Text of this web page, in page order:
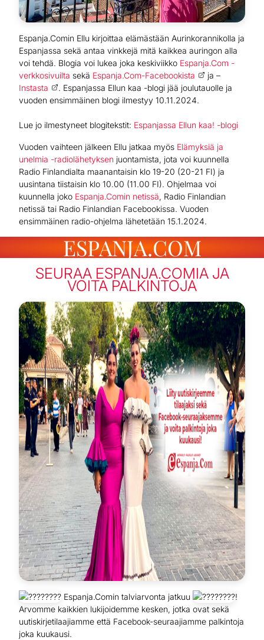
Espanja.Comin Ellu kirjoittaa elämästään Aurinkorannikolla ja
Espanjassa sekä antaa vinkkejä mitä kaikkea auringon alla
voi tehdä. Blogia voi lukea joka keskiviikko Espanja.Com -
verkkosivuilta sekä Espanja.Com-Facebookista
ja –
Instasta
. Espanjassa Ellun kaa -blogi jää joulutauolle ja
vuoden ensimmäinen blogi ilmestyy 10.11.2024.
Lue jo ilmestyneet blogitekstit: Espanjassa Ellun kaa! -blogi
Vuoden vaihteen jälkeen Ellu jatkaa myös Elämyksiä ja
unelmia -radiolähetyksen juontamista, jota voi kuunnella
Radio Finlandialta maanantaisin klo 19-20 (20-21 FI) ja
uusintana tiistaisin klo 10.00 (11.00 FI). Ohjelmaa voi
kuunnella joko Espanja.Comin netissä, Radio Finlandian
netissä tai Radio Finlandian Facebookissa. Vuoden
ensimmäinen radio-ohjelma lähetetään 15.1.2024.
ESPANJA.COM
SEURAA ESPANJA.COMIA JA
VOITA PALKINTOJA
Espanja.Comin talviarvonta jatkuu
!
Arvomme kaikkien lukijoidemme kesken, jotka ovat sekä
uutiskirjetilaajiamme että Facebook-seuraajiamme palkintoja
joka kuukausi.